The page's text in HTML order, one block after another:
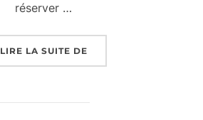
réserver …
LIRE LA SUITE DE« UNE SÉANCE